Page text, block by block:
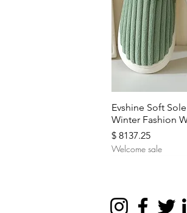
Evshine Soft
Winter Fashion
Prix
$ 8137.25
Welcome sale